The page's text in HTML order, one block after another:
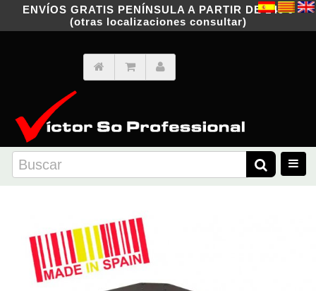
ENVÍOS GRATIS PENÍNSULA A PARTIR DE 149 €
(otras localizaciones consultar)